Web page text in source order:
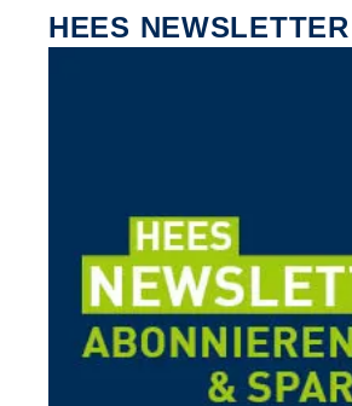
HEES NEWSLETTER